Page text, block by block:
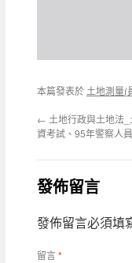
本篇發表於 土地測量(
← 土地行政與土地法
資考試、95年警察人
發佈留言
發佈留言必須填
留言*